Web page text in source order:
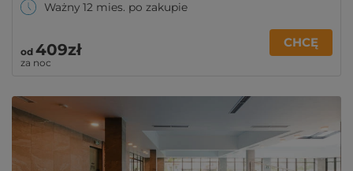
Ważny 12 mies. po zakupie
od 409zł
za noc
CHCĘ